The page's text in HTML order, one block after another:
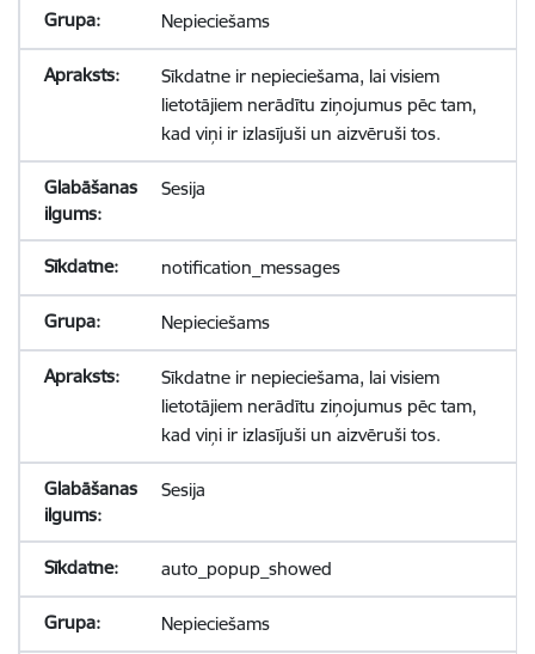
Nepieciešams
Sīkdatne ir nepieciešama, lai visiem
lietotājiem nerādītu ziņojumus pēc tam,
kad viņi ir izlasījuši un aizvēruši tos.
Sesija
notification_messages
Nepieciešams
Sīkdatne ir nepieciešama, lai visiem
lietotājiem nerādītu ziņojumus pēc tam,
kad viņi ir izlasījuši un aizvēruši tos.
Sesija
auto_popup_showed
Nepieciešams